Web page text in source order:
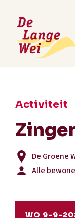
Activiteit
De Groene
Alle
WO 9-9-